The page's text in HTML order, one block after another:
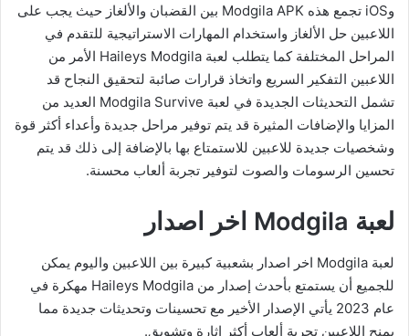
وiOS تجمع هذه Modgila APK بين القضبان والألغاز حيث يجب على
اللاعبين حل الألغاز واستخدام المهارات الاستراتيجية للتقدم في
المراحل المختلفة كما يتطلب لعبة Haileys Modgila الأمر من
اللاعبين التفكير السريع واتخاذ قرارات صائبة لتحقيق النجاح قد
تشمل التحديثات الجديدة في لعبة Modgila Survive العديد من
المزايا والإضافات المثيرة قد يتم توفير مراحل جديدة وأعداء أكثر قوة
وشخصيات جديدة للاعبين للاستمتاع بها بالإضافة إلى ذلك قد يتم
تحسين الرسومات والصوت لتوفير تجربة ألعاب محسنة.
لعبة Modgila اخر اصدار
لعبة Modgila اخر اصدار بشعبية كبيرة بين اللاعبين واليوم يمكن
للجميع أن يستمتع بأحدث إصدار من Haileys Modgila مهكرة في
عام 2023 يأتي الإصدار الأخير مع تحسينات وتحديثات جديدة مما
يمنح اللاعبين تجربة ألعاب أكثر إثارة وتشويق.